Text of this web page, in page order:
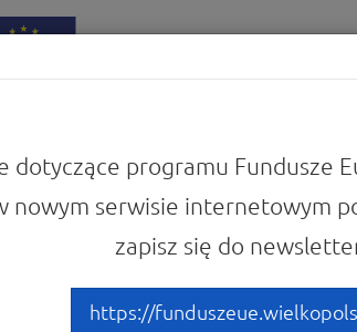
informacyjne w
na aktywizację
dotyczące programu Fundusze
nowym serwisie internetowym
zapisz się do
https://